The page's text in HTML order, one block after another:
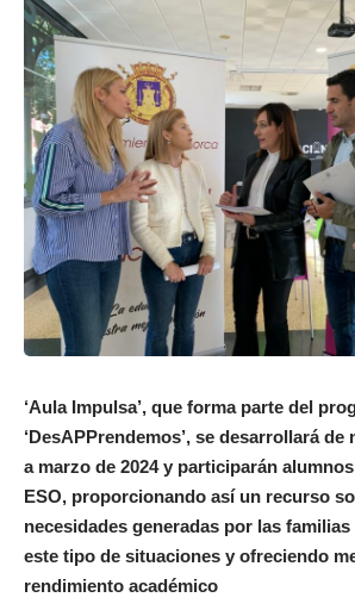
‘Aula Impulsa’, que forma parte del
‘DesAPPrendemos’, se desarrollará de
a marzo de 2024 y participarán alumnos
ESO, proporcionando así un recurso
necesidades generadas por las
este tipo de situaciones y ofreciendo
rendimiento académico